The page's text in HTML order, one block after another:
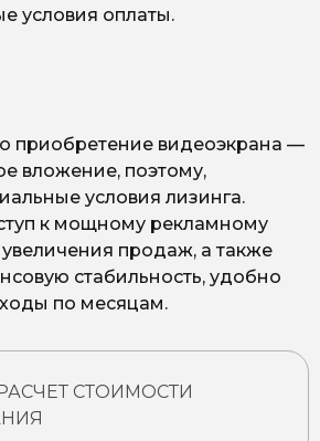
условия оплаты.
приобретение видеоэкрана —
вложение, поэтому,
условия лизинга.
к мощному рекламному
продаж, а также
стабильность, удобно
по месяцам.
СТОИМОСТИ